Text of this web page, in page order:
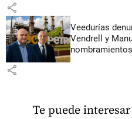
share
Veedurías
Vendrell y
share
Te puede interesar